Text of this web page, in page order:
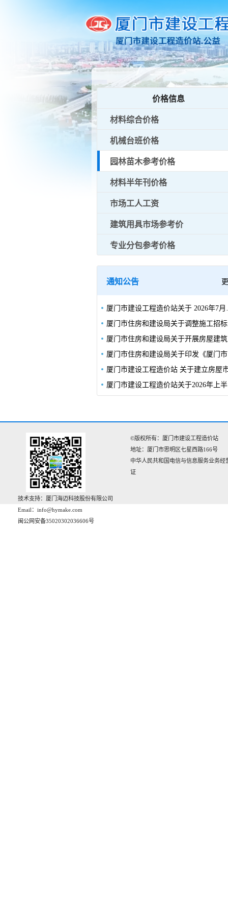
价格信息
材料综合价格
机械台班价格
园林苗木参考价格
材料半年刊价格
市场工人工资
建筑用具市场参考价
专业分包参考价格
通知公告
厦门市建设工
©版权所有：厦门市建设工程造价站
地址：厦门市思明区七星西路166号‌‌
中华人民共和国电信与信息服务业务经
证
技术支持：厦门海迈科技股份有限公司
Email：info@hymake.com
闽公网安备35020302036606号